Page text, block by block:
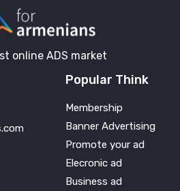
online ADS market
Popular Think
Membership
Banner Advertising
Promote your ad
Elecronic ad
Business ad